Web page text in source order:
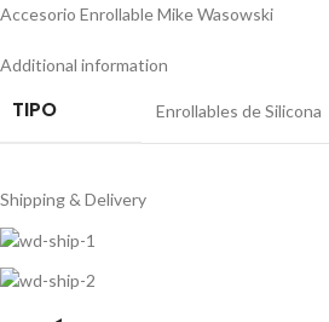
Accesorio Enrollable Mike Wasowski
Additional information
TIPO Enrollables de Silicona
Shipping & Delivery